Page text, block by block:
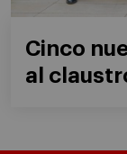
Cinco
al